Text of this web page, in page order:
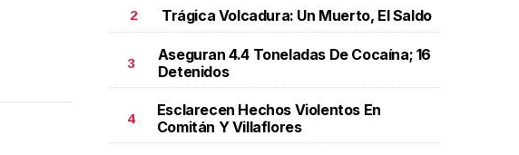
Celebran 3.ª Carrera Lucha Contra el Cáncer de Mama
Celebran 3.ª Carrera Lucha Contra el Cáncer de
Mama
Octubre 06 l
2 Trágica Volcadura: Un Muerto, El Saldo
3
Aseguran 4.4 Toneladas De Cocaína; 16
Detenidos
4
Esclarecen Hechos Violentos En
Comitán Y Villaflores